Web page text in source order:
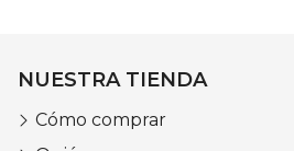
NUESTRA TIENDA
Cómo comprar